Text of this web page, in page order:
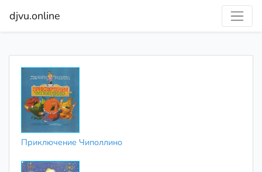
djvu.online
Приключение Чиполлино